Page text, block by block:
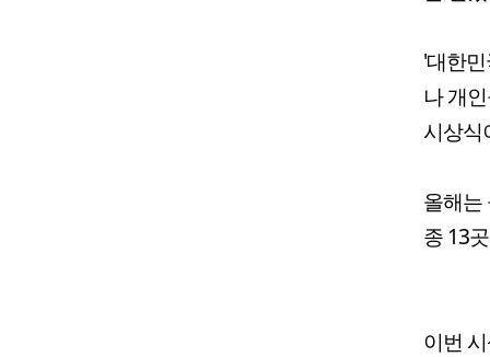
'대한
나 개
시상식
올해는
종 13
이번